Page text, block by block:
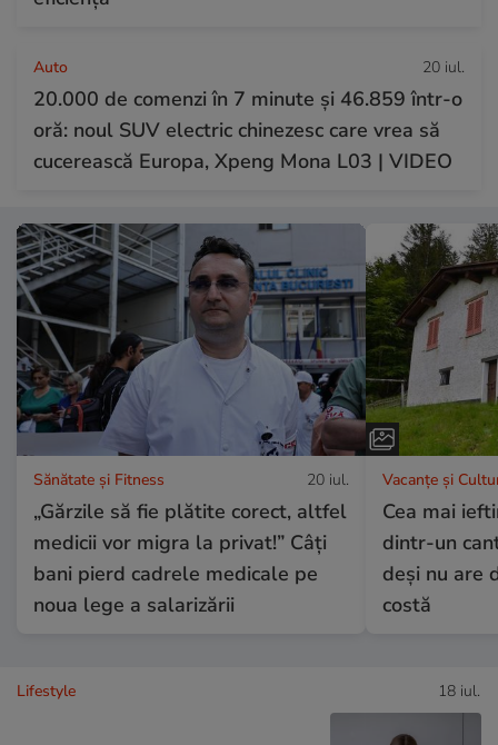
Auto 20 iul.
20.000 de comenzi în 7 minute și 46.859 într-o
oră: noul SUV electric chinezesc care vrea să
cucerească Europa, Xpeng Mona L03 | VIDEO
Sănătate și Fitness 20 iul.
„Gărzile să fie plătite corect, altfel
medicii vor migra la privat!” Câți
bani pierd cadrele medicale pe
noua lege a salarizării
Vacanțe și
Cea mai
dintr-un
deși nu are
costă
Lifestyle 18 iul.